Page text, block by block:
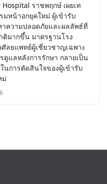
ราชพฤกษ์ เผยเท
มหน้าอกยุคใหม่ ผู้เข้ารับ
าความปลอดภัยและผลลัพธ์ที่
ติมากขึ้น มาตรฐานโรง
ลยแพทย์ผู้เชี่ยวชาญเฉพาะ
ดูแลหลังการรักษา กลายเป็น
นการตัดสินใจของผู้เข้ารับ
ม่